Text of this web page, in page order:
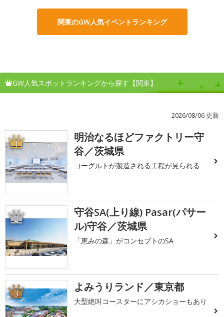
関東のGW人気イベントランキング
GW人気スポットランキングから探す【関東】
2026/08/06 更新
1
明治なるほどファクトリー守
谷／茨城県
ヨーグルトが製造される工程が見られる
2
守谷SA(上り線) Pasar(パサー
ル)守谷／茨城県
「恵みの森」がコンセプトのSA
3 よみうりランド／東京都
大型絶叫コースターにアシカショーもあり